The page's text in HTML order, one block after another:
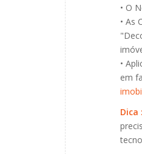
• O
• As
•
em
Dica :